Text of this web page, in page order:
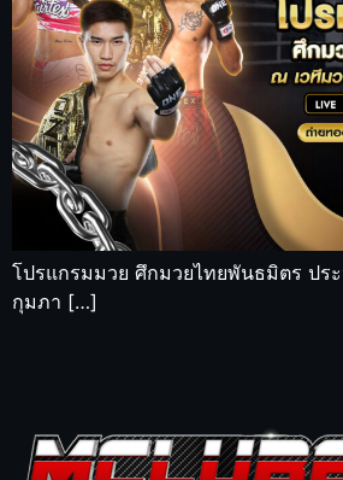
โปรแกรมมวย ศึกมวยไทยพันธมิตร ปร
กุมภา […]